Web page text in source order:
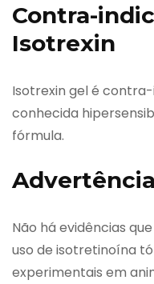
Contra-
Isotrexin
Isotrexin gel é
conhecida
fórmula.
Não há evidências
uso de isotretinoína
experimentais em